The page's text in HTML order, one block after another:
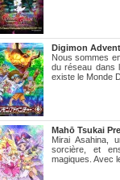
Digimon
Nous sommes
du réseau dans
existe le Monde
Mahō Tsukai
Mirai Asahina,
sorcière, et
magiques. Avec